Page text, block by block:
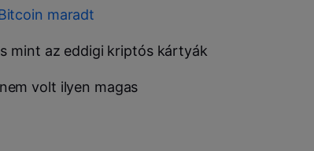
maradt
mint az eddigi kriptós kártyák
volt ilyen magas